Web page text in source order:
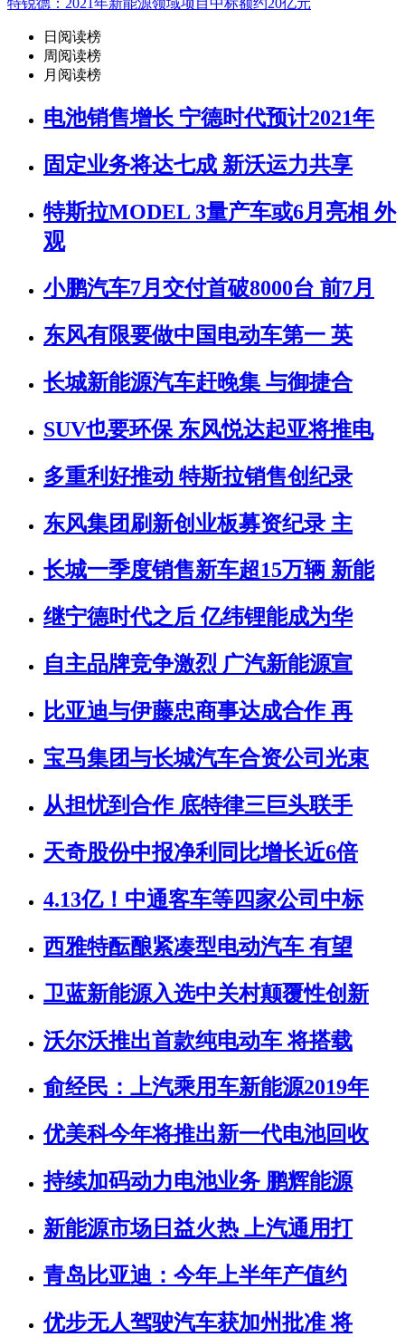
特锐德：2021年新能源领域项目中标额约20亿元
日阅读榜
周阅读榜
月阅读榜
电池销售增长 宁德时代预计2021年
固定业务将达七成 新沃运力共享
特斯拉MODEL 3量产车或6月亮相 外
观
小鹏汽车7月交付首破8000台 前7月
东风有限要做中国电动车第一 英
长城新能源汽车赶晚集 与御捷合
SUV也要环保 东风悦达起亚将推电
多重利好推动 特斯拉销售创纪录
东风集团刷新创业板募资纪录 主
长城一季度销售新车超15万辆 新能
继宁德时代之后 亿纬锂能成为华
自主品牌竞争激烈 广汽新能源宣
比亚迪与伊藤忠商事达成合作 再
宝马集团与长城汽车合资公司光束
从担忧到合作 底特律三巨头联手
天奇股份中报净利同比增长近6倍
4.13亿！中通客车等四家公司中标
西雅特酝酿紧凑型电动汽车 有望
卫蓝新能源入选中关村颠覆性创新
沃尔沃推出首款纯电动车 将搭载
俞经民：上汽乘用车新能源2019年
优美科今年将推出新一代电池回收
持续加码动力电池业务 鹏辉能源
新能源市场日益火热 上汽通用打
青岛比亚迪：今年上半年产值约
优步无人驾驶汽车获加州批准 将